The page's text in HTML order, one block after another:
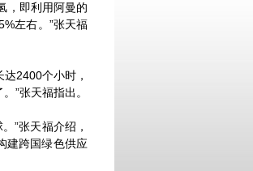
，即利用阿曼的
左右。”张天福
2400个小时，
”张天福指出。
”张天福介绍，
建跨国绿色供应